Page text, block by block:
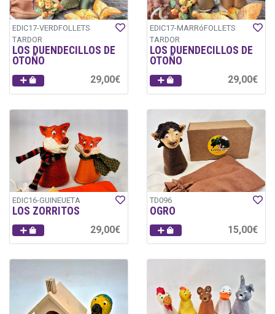
EDIC17-VERDFOLLETS
TARDOR
LOS DUENDECILLOS DE
OTOÑO
29,00€
EDIC17-MARRóFOLLETS
TARDOR
LOS DUENDECILLOS DE
OTOÑO
29,00€
EDIC16-GUINEUETA
LOS ZORRITOS
29,00€
TD096
OGRO
15,00€